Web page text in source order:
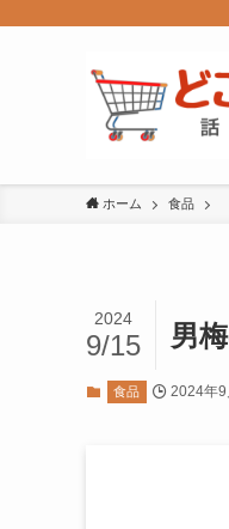
ホーム 食品
男
2024
9/15
食品 2024年9